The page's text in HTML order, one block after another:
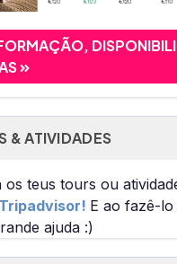
& ATIVIDADES
os teus tours ou
E ao fazê-
ajuda :)